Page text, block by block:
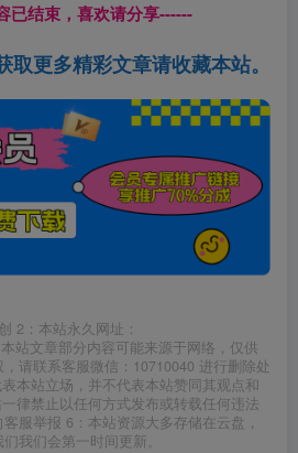
已结束，喜欢请分享------
取更多精彩文章请收藏本站。
2：本站永久网址：
站文章部分内容可能来源于网络，仅供
请联系客服微信：10710040 进行删除处
本站立场，并不代表本站赞同其观点和
律禁止以任何方式发布或转载任何违法
服举报 6：本站资源大多存储在云盘，
我们会第一时间更新。